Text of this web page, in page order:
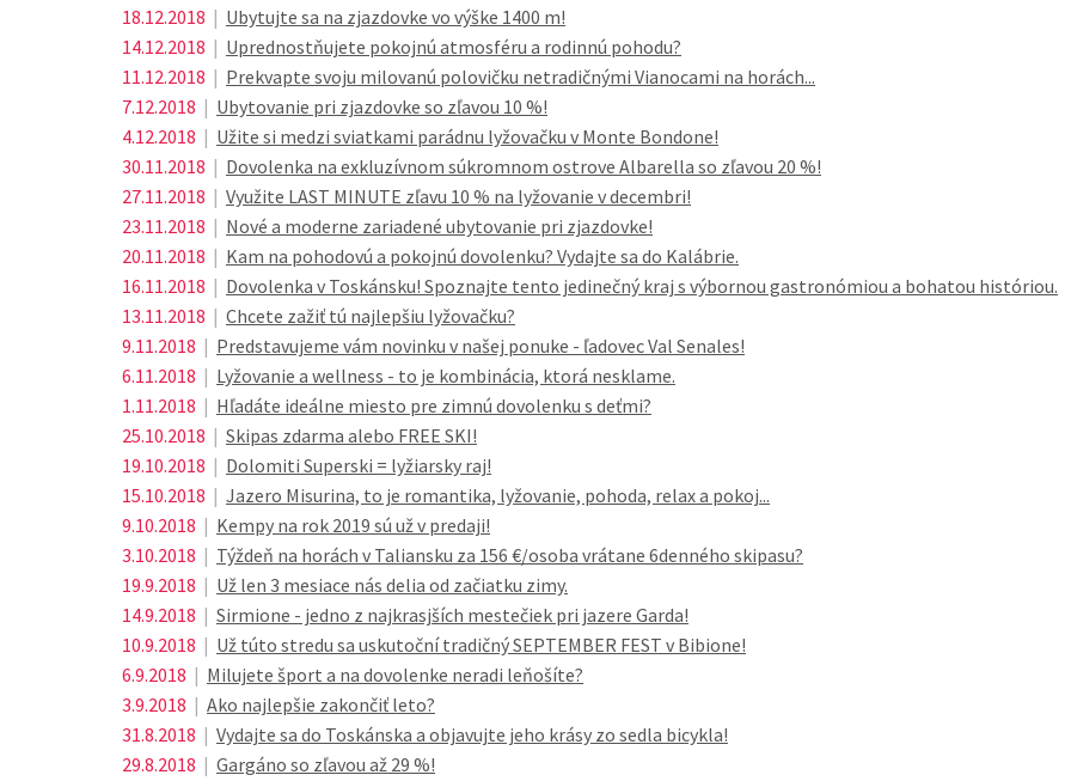
18.12.2018 | Ubytujte sa na zjazdovke vo výške 1400 m!
14.12.2018 | Uprednostňujete pokojnú atmosféru a rodinnú pohodu?
11.12.2018 | Prekvapte svoju milovanú polovičku netradičnými Vianocami na horách...
7.12.2018 | Ubytovanie pri zjazdovke so zľavou 10 %!
4.12.2018 | Užite si medzi sviatkami parádnu lyžovačku v Monte Bondone!
30.11.2018 | Dovolenka na exkluzívnom súkromnom ostrove Albarella so zľavou 20 %!
27.11.2018 | Využite LAST MINUTE zľavu 10 % na lyžovanie v decembri!
23.11.2018 | Nové a moderne zariadené ubytovanie pri zjazdovke!
20.11.2018 | Kam na pohodovú a pokojnú dovolenku? Vydajte sa do Kalábrie.
16.11.2018 | Dovolenka v Toskánsku! Spoznajte tento jedinečný kraj s výbornou gastronómiou a bohatou históriou.
13.11.2018 | Chcete zažiť tú najlepšiu lyžovačku?
9.11.2018 | Predstavujeme vám novinku v našej ponuke - ľadovec Val Senales!
6.11.2018 | Lyžovanie a wellness - to je kombinácia, ktorá nesklame.
1.11.2018 | Hľadáte ideálne miesto pre zimnú dovolenku s deťmi?
25.10.2018 | Skipas zdarma alebo FREE SKI!
19.10.2018 | Dolomiti Superski = lyžiarsky raj!
15.10.2018 | Jazero Misurina, to je romantika, lyžovanie, pohoda, relax a pokoj...
9.10.2018 | Kempy na rok 2019 sú už v predaji!
3.10.2018 | Týždeň na horách v Taliansku za 156 €/osoba vrátane 6denného skipasu?
19.9.2018 | Už len 3 mesiace nás delia od začiatku zimy.
14.9.2018 | Sirmione - jedno z najkrasjších mestečiek pri jazere Garda!
10.9.2018 | Už túto stredu sa uskutoční tradičný SEPTEMBER FEST v Bibione!
6.9.2018 | Milujete šport a na dovolenke neradi leňošíte?
3.9.2018 | Ako najlepšie zakončiť leto?
31.8.2018 | Vydajte sa do Toskánska a objavujte jeho krásy zo sedla bicykla!
29.8.2018 | Gargáno so zľavou až 29 %!